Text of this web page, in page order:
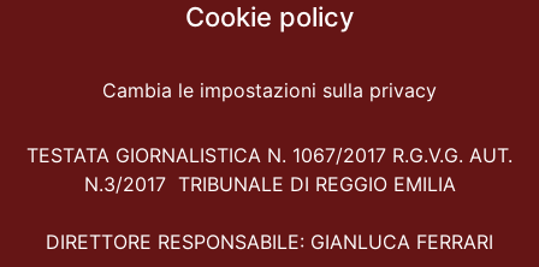
Cookie policy
Cambia le impostazioni sulla privacy
TESTATA GIORNALISTICA N. 1067/2017 R.G.V.G. AUT.
N.3/2017 TRIBUNALE DI REGGIO EMILIA
DIRETTORE RESPONSABILE: GIANLUCA FERRARI